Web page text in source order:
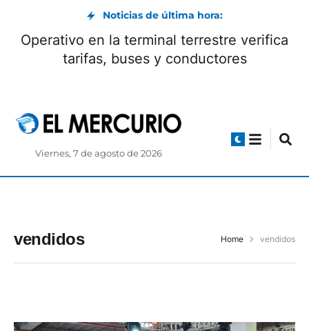
Noticias de última hora:
Operativo en la terminal terrestre verifica
tarifas, buses y conductores
Viernes, 7 de agosto de 2026
vendidos Home vendidos